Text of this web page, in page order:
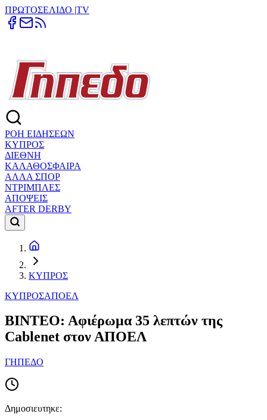
ΠΡΩΤΟΣΕΛΙΔΟ |TV
ΡΟΗ ΕΙΔΗΣΕΩΝ
ΚΥΠΡΟΣ
ΔΙΕΘΝΗ
ΚΑΛΑΘΟΣΦΑΙΡΑ
ΑΛΛΑ ΣΠΟΡ
ΝΤΡΙΜΠΛΕΣ
ΑΠΟΨΕΙΣ
AFTER DERBY
ΚΥΠΡΟΣ
ΚΥΠΡΟΣΑΠΟΕΛ
ΒΙΝΤΕΟ: Αφιέρωμα 35 λεπτών της
Cablenet στον ΑΠΟΕΛ
ΓΗΠΕΔΟ
Δημοσιευτηκε: